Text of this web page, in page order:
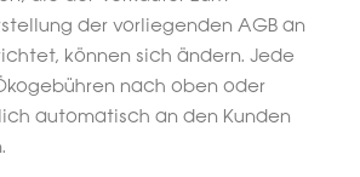
der vorliegenden AGB an
können sich ändern. Jede
nach oben oder
automatisch an den Kunden